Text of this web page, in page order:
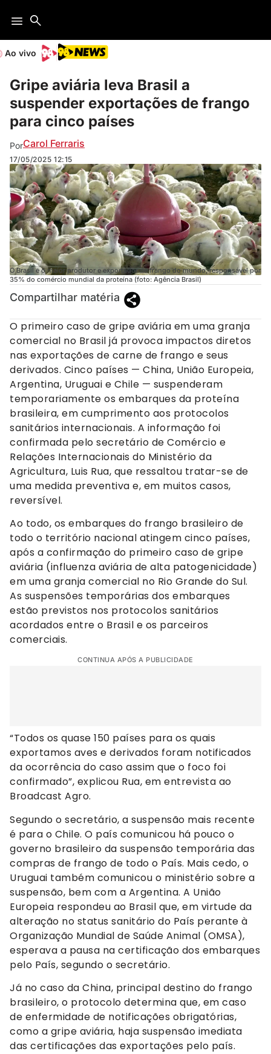
Ao vivo
Gripe aviária leva Brasil a
suspender exportações de frango
para cinco países
PorCarol Ferraris
17/05/2025 12:15
O Brasil é o maior produtor e exportador de frango do mundo, responsável por
35% do comércio mundial da proteína (foto: Agência Brasil)
Compartilhar matéria
O primeiro caso de gripe aviária em uma granja
comercial no Brasil já provoca impactos diretos
nas exportações de carne de frango e seus
derivados. Cinco países — China, União Europeia,
Argentina, Uruguai e Chile — suspenderam
temporariamente os embarques da proteína
brasileira, em cumprimento aos protocolos
sanitários internacionais. A informação foi
confirmada pelo secretário de Comércio e
Relações Internacionais do Ministério da
Agricultura, Luis Rua, que ressaltou tratar-se de
uma medida preventiva e, em muitos casos,
reversível.
Ao todo, os embarques do frango brasileiro de
todo o território nacional atingem cinco países,
após a confirmação do primeiro caso de gripe
aviária (influenza aviária de alta patogenicidade)
em uma granja comercial no Rio Grande do Sul.
As suspensões temporárias dos embarques
estão previstos nos protocolos sanitários
acordados entre o Brasil e os parceiros
comerciais.
CONTINUA APÓS A PUBLICIDADE
“Todos os quase 150 países para os quais
exportamos aves e derivados foram notificados
da ocorrência do caso assim que o foco foi
confirmado”, explicou Rua, em entrevista ao
Broadcast Agro.
Segundo o secretário, a suspensão mais recente
é para o Chile. O país comunicou há pouco o
governo brasileiro da suspensão temporária das
compras de frango de todo o País. Mais cedo, o
Uruguai também comunicou o ministério sobre a
suspensão, bem com a Argentina. A União
Europeia respondeu ao Brasil que, em virtude da
alteração no status sanitário do País perante à
Organização Mundial de Saúde Animal (OMSA),
esperava a pausa na certificação dos embarques
pelo País, segundo o secretário.
Já no caso da China, principal destino do frango
brasileiro, o protocolo determina que, em caso
de enfermidade de notificações obrigatórias,
como a gripe aviária, haja suspensão imediata
das certificações das exportações pelo país.